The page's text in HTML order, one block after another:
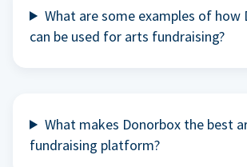
What are some examples of how
can be used for arts fundraising?
What makes Donorbox the best
fundraising platform?